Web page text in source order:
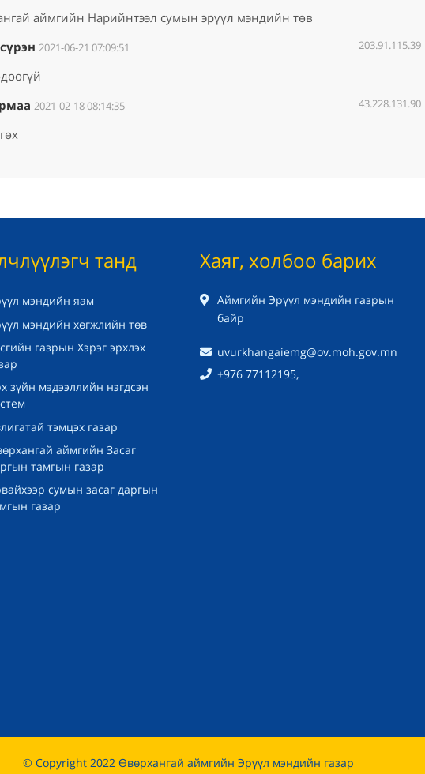
аймгийн Нарийнтээл сумын эрүүл мэндийн төв
2021-06-21 07:09:51 203.91.115.39
2021-02-18 08:14:35 43.228.131.90
танд
мэндийн яам
мэндийн хөгжлийн төв
газрын Хэрэг эрхлэх
зүйн мэдээллийн нэгдсэн
тэмцэх газар
аймгийн Засаг
тамгын газар
сумын засаг даргын
газар
Хаяг, холбоо барих
Аймгийн Эрүүл мэндийн газрын
байр
uvurkhangaiemg@ov.moh.gov.mn
+976 77112195,
© Copyright 2022 Өвөрхангай аймгийн Эрүүл мэндийн газар